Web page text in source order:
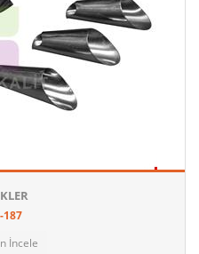
187
İncele